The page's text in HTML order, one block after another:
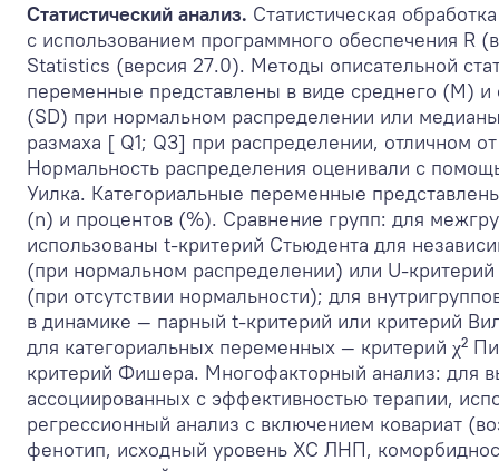
Статистический анализ. Статистическая
с использованием программного обеспечения R
Statistics (версия 27.0). Методы описательной
переменные представлены в виде среднего (M) и
(SD) при нормальном распределении или
размаха [ Q1; Q3] при распределении, отличном
Нормальность распределения оценивали с
Уилка. Категориальные переменные
(n) и процентов (%). Сравнение групп: для
использованы t-критерий Стьюдента для
(при нормальном распределении) или U-
(при отсутствии нормальности); для
в динамике — парный t-критерий или критерий
для категориальных переменных — критерий χ²
критерий Фишера. Многофакторный анализ: для
ассоциированных с эффективностью терапии,
регрессионный анализ с включением ковариат
фенотип, исходный уровень ХС ЛНП,